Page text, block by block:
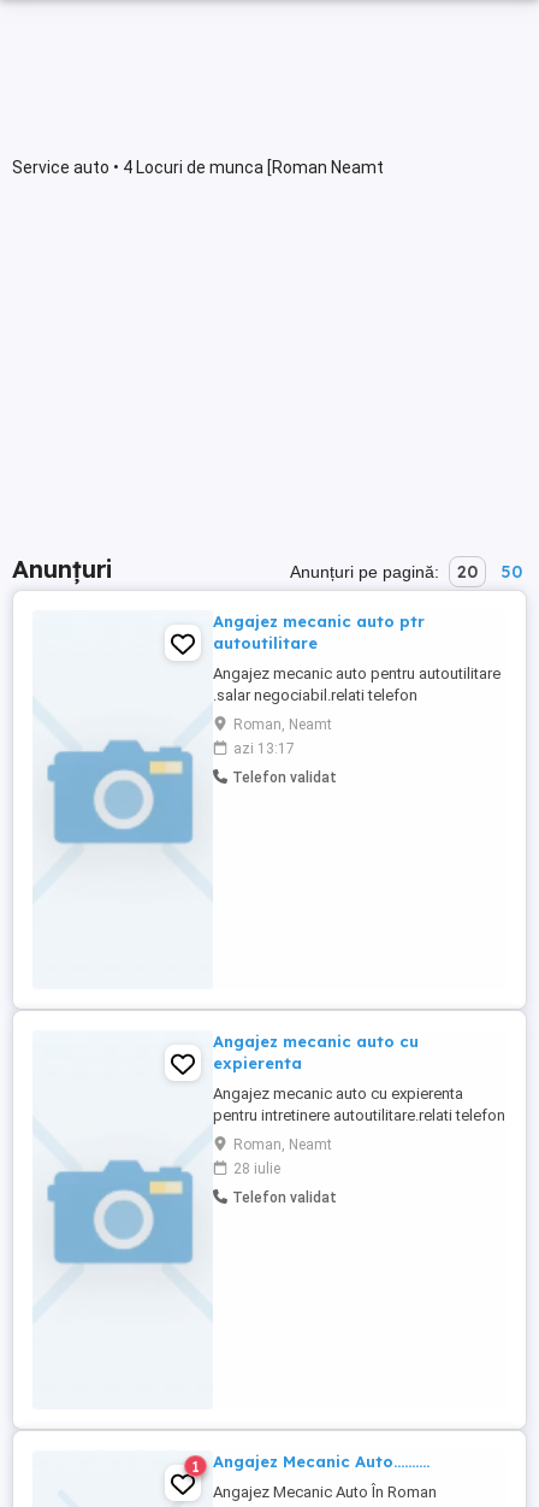
Service auto • 4 Locuri de munca [Roman Neamt
Anunțuri Anunțuri pe pagină: 20 50
Angajez mecanic auto ptr
autoutilitare
Angajez mecanic auto pentru autoutilitare
.salar negociabil.relati telefon
Roman, Neamt
azi 13:17
Telefon validat
Angajez mecanic auto cu
expierenta
Angajez mecanic auto cu expierenta
pentru intretinere autoutilitare.relati telefon
Salar negociabil in functie de expierenta
Roman, Neamt
28 iulie
Telefon validat
1 Angajez Mecanic Auto..........
Angajez Mecanic Auto În Roman